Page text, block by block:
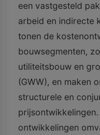
een vastgesteld
arbeid en indirecte
tonen de
bouwsegmenten,
utiliteitsbouw en
(GWW), en maken
structurele en
ontwikkelingen